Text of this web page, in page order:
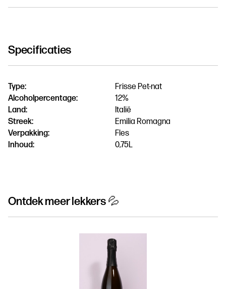
Specificaties
Type:
Frisse Pet-nat
Alcoholpercentage:
12%
Land:
Italië
Streek:
Emilia Romagna
Verpakking:
Fles
Inhoud:
0,75L
Ontdek meer lekkers 💦